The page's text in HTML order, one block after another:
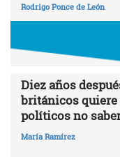
Rodrigo Ponce de León
Diez años
británicos quiere
políticos no
María Ramírez